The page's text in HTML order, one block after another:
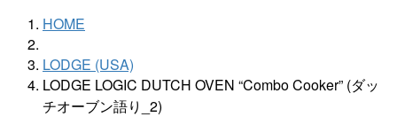
HOME
LODGE (USA)
LODGE LOGIC DUTCH OVEN “Combo Cooker” (ダッ
チオーブン語り_2)